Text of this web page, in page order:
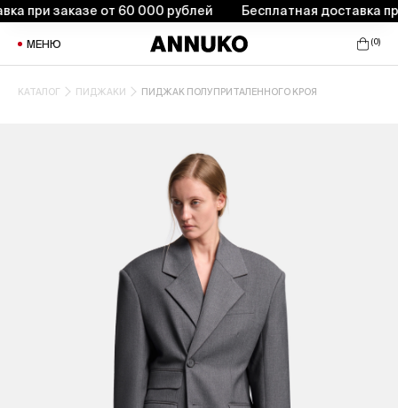
при заказе от 60 000 рублей Бесплатная доставка
МЕНЮ (0)
КАТАЛОГ ПИДЖАКИ ПИДЖАК ПОЛУПРИТАЛЕННОГО КРОЯ